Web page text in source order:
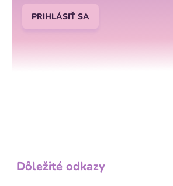
PRIHLÁSIŤ SA
Dôležité odkazy